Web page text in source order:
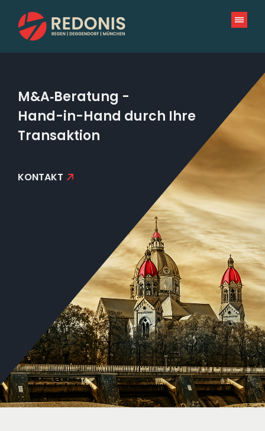
Inhalt
springen
M&A‑Beratung -
Hand-in-Hand durch Ihre
Transaktion
KONTAKT